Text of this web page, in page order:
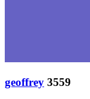
geoffrey 3559